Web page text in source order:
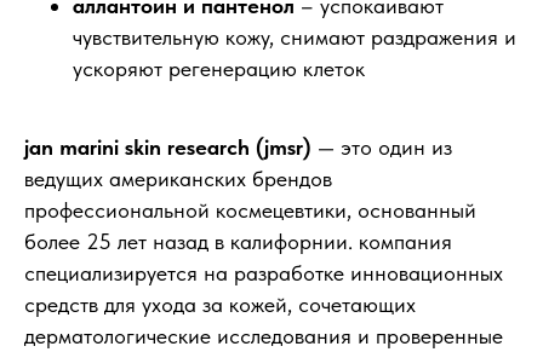
аллантоин и пантенол – успокаивают
чувствительную кожу, снимают раздражения и
ускоряют регенерацию клеток
jan marini skin research (jmsr) — это один из
ведущих американских брендов
профессиональной космецевтики, основанный
более 25 лет назад в калифорнии. компания
специализируется на разработке инновационных
средств для ухода за кожей, сочетающих
дерматологические исследования и проверенные